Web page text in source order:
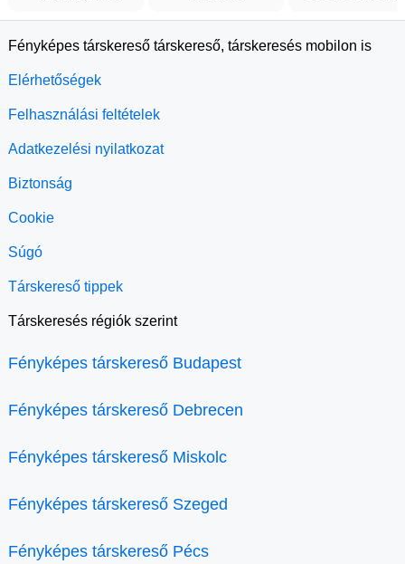
Fényképes társkereső társkereső, társkeresés mobilon is
Elérhetőségek
Felhasználási feltételek
Adatkezelési nyilatkozat
Biztonság
Cookie
Súgó
Társkereső tippek
Társkeresés régiók szerint
Fényképes társkereső Budapest
Fényképes társkereső Debrecen
Fényképes társkereső Miskolc
Fényképes társkereső Szeged
Fényképes társkereső Pécs